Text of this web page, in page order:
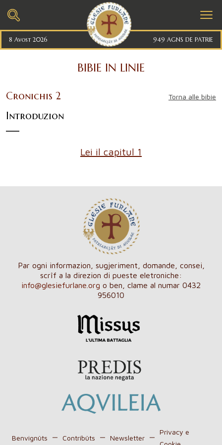
8 Avost 2026 949 AGNS DE PATRIE
BIBIE IN LINIE
Cronichis 2
Introduzion
Torna alle bibie
Lei il capitul 1
Par ogni informazion, sugjeriment, domande, consei,
scrîf a la direzion di pueste eletroniche:
info@glesiefurlane.org o ben, clame al numar 0432
956010
Benvignûts Contribûts Newsletter
Privacy e